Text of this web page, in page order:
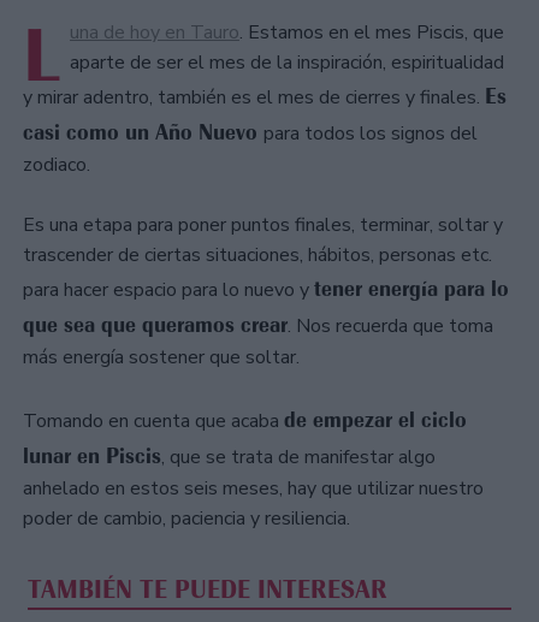
L una de hoy en Tauro. Estamos en el mes Piscis, que
aparte de ser el mes de la inspiración, espiritualidad
y mirar adentro, también es el mes de cierres y finales. Es
casi como un Año Nuevo para todos los signos del
zodiaco.
Es una etapa para poner puntos finales, terminar, soltar y
trascender de ciertas situaciones, hábitos, personas etc.
para hacer espacio para lo nuevo ytener energía para lo
que sea que queramos crear. Nos recuerda que toma
más energía sostener que soltar.
Tomando en cuenta que acaba de empezar el ciclo
lunar en Piscis, que se trata de manifestar algo
anhelado en estos seis meses, hay que utilizar nuestro
poder de cambio, paciencia y resiliencia.
TAMBIÉN TE PUEDE INTERESAR